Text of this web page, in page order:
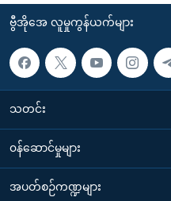
ဗွီအိုအေ လူမှုကွန်ယက်များ
သတင်း
၀န်ဆောင်မှုများ
အပတ်စဉ်ကဏ္ဍများ